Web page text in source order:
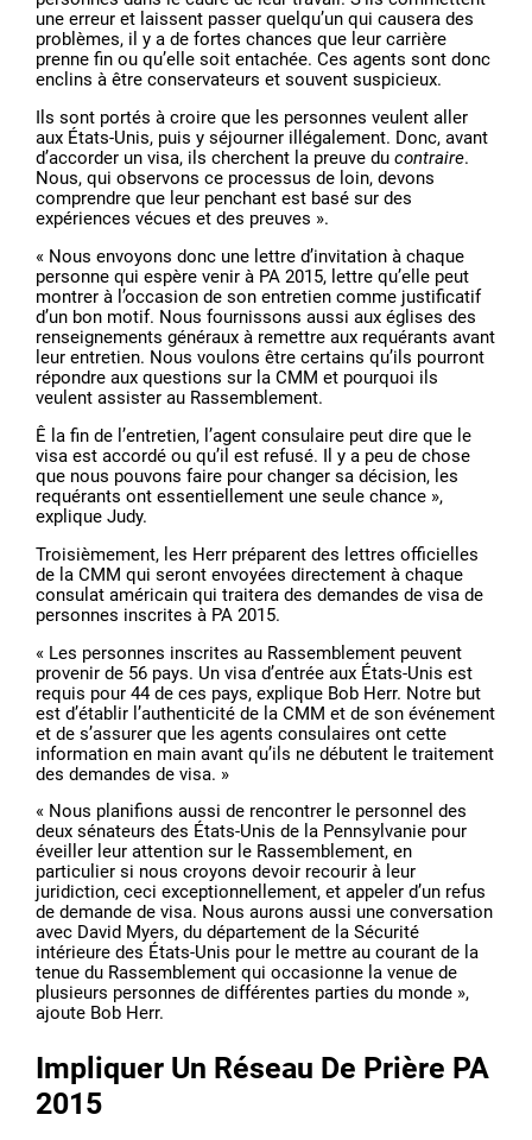
une erreur et laissent passer quelqu’un qui causera des
problèmes, il y a de fortes chances que leur carrière
prenne fin ou qu’elle soit entachée. Ces agents sont donc
enclins à être conservateurs et souvent suspicieux.
Ils sont portés à croire que les personnes veulent aller
aux États-Unis, puis y séjourner illégalement. Donc, avant
d’accorder un visa, ils cherchent la preuve ducontraire.
Nous, qui observons ce processus de loin, devons
comprendre que leur penchant est basé sur des
expériences vécues et des preuves ».
« Nous envoyons donc une lettre d’invitation à chaque
personne qui espère venir à PA 2015, lettre qu’elle peut
montrer à l’occasion de son entretien comme justificatif
d’un bon motif. Nous fournissons aussi aux églises des
renseignements généraux à remettre aux requérants avant
leur entretien. Nous voulons être certains qu’ils pourront
répondre aux questions sur la CMM et pourquoi ils
veulent assister au Rassemblement.
Ê la fin de l’entretien, l’agent consulaire peut dire que le
visa est accordé ou qu’il est refusé. Il y a peu de chose
que nous pouvons faire pour changer sa décision, les
requérants ont essentiellement une seule chance »,
explique Judy.
Troisièmement, les Herr préparent des lettres officielles
de la CMM qui seront envoyées directement à chaque
consulat américain qui traitera des demandes de visa de
personnes inscrites à PA 2015.
« Les personnes inscrites au Rassemblement peuvent
provenir de 56 pays. Un visa d’entrée aux États-Unis est
requis pour 44 de ces pays, explique Bob Herr. Notre but
est d’établir l’authenticité de la CMM et de son événement
et de s’assurer que les agents consulaires ont cette
information en main avant qu’ils ne débutent le traitement
des demandes de visa. »
« Nous planifions aussi de rencontrer le personnel des
deux sénateurs des États-Unis de la Pennsylvanie pour
éveiller leur attention sur le Rassemblement, en
particulier si nous croyons devoir recourir à leur
juridiction, ceci exceptionnellement, et appeler d’un refus
de demande de visa. Nous aurons aussi une conversation
avec David Myers, du département de la Sécurité
intérieure des États-Unis pour le mettre au courant de la
tenue du Rassemblement qui occasionne la venue de
plusieurs personnes de différentes parties du monde »,
ajoute Bob Herr.
Impliquer Un Réseau De Prière PA
2015